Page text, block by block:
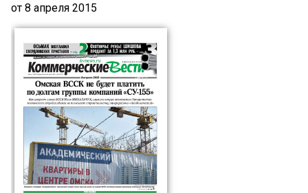
ПРОИСШЕСТВИЯ
СТИЛЬ ЖИЗНИ
от 8 апреля 2015